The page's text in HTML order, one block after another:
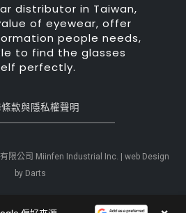
distributor in Taiwan,
of eyewear, offer
people needs,
to find the glasses
perfectly.
款與隱私權聲明
限公司 Miinfen Industrial Inc. | web Design
by Darts